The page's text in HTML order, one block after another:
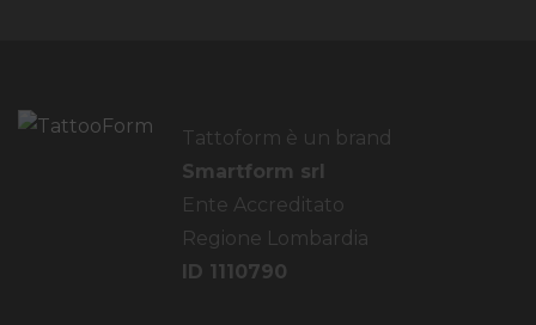
Tattoform è un brand
Smartform srl
Ente Accreditato
Regione Lombardia
ID 1110790